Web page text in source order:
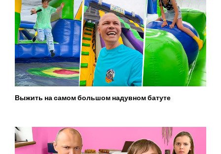
Выжить на самом большом надувном батуте